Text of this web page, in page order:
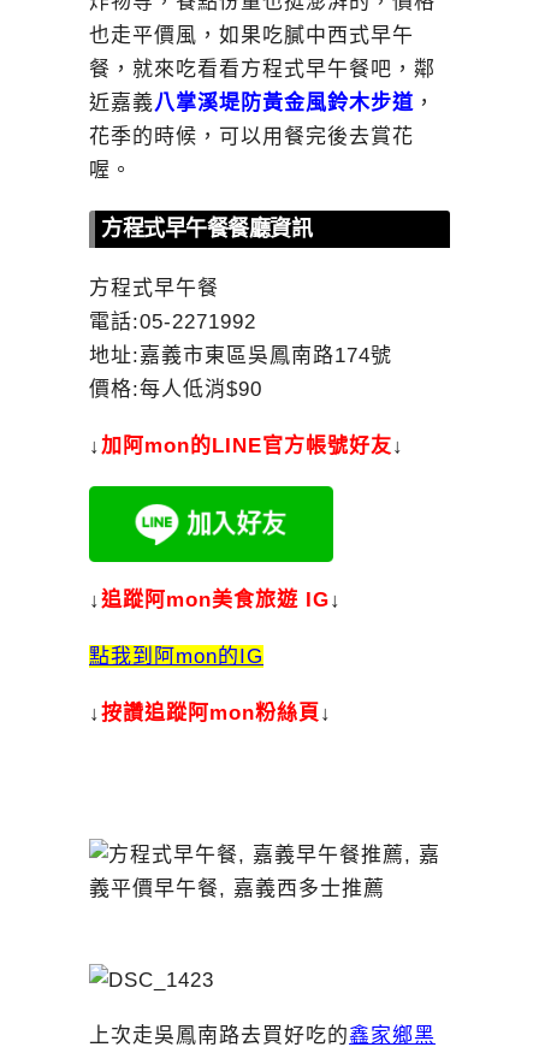
也走平價風，如果吃膩中西式早午
餐，就來吃看看方程式早午餐吧，鄰
近嘉義八掌溪堤防黃金風鈴木步道 ，
花季的時候，可以用餐完後去賞花
喔。
方程式早午餐餐廳資訊
方程式早午餐
電話:05-2271992
地址:嘉義市東區吳鳳南路174號
價格:每人低消$90
↓加 阿mon的LINE官方帳號好友↓
↓追蹤阿mon美食旅遊 IG↓
點我到阿mon的IG
↓按讚追蹤阿mon粉絲頁 ↓
上次走吳鳳南路去買好吃的鑫家鄉黑